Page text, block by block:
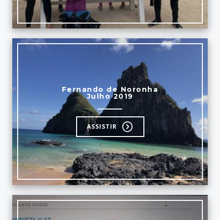
Fernando de Noronha
Julho 2019
ASSISTIR